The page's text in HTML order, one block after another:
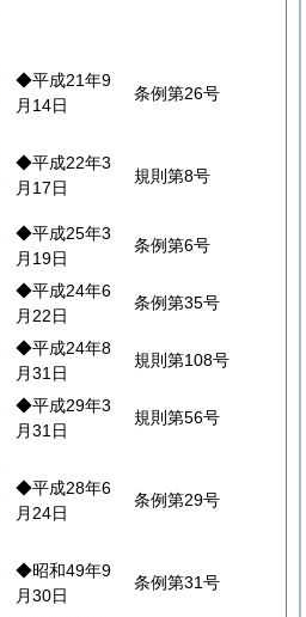
◆平成21年9
月14日
条例第26号
◆平成22年3
月17日
規則第8号
◆平成25年3
月19日
条例第6号
◆平成24年6
月22日
条例第35号
◆平成24年8
月31日
規則第108号
◆平成29年3
月31日
規則第56号
◆平成28年6
月24日
条例第29号
◆昭和49年9
月30日
条例第31号